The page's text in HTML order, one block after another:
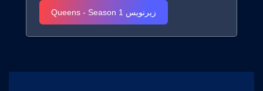
زیرنویس Queens - Season 1